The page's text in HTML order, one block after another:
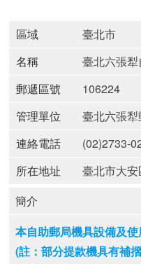
區域
臺北市
名稱
臺北六張
郵遞區號
106224
管理單位
臺北六張
連絡電話
(02)2733-
所在地址
臺北市大
簡介
本自助郵局機具設備及
(註：部分提款機具有補